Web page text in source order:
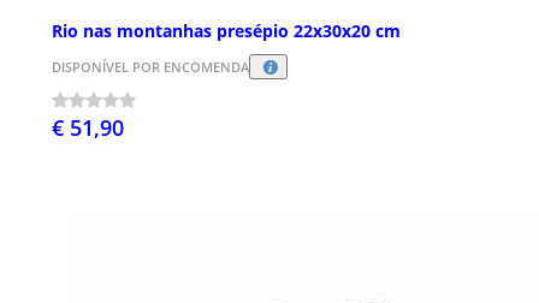
Rio nas montanhas presépio 22x30x20 cm
DISPONÍVEL POR ENCOMENDA
€ 51,90